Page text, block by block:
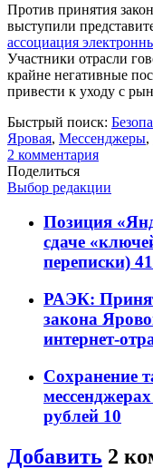
Против принятия
выступили
ассоциация
Участники отрасли
крайне негативные
привести к уходу с
Быстрый поиск:
Яровая, Мессенджеры,
2 комментария
Поделиться
Выбор редакции
Позиция
сдаче
переписки)
РАЭК:
закона
интернет-
Сохранение
рублей 10
Добавить 2